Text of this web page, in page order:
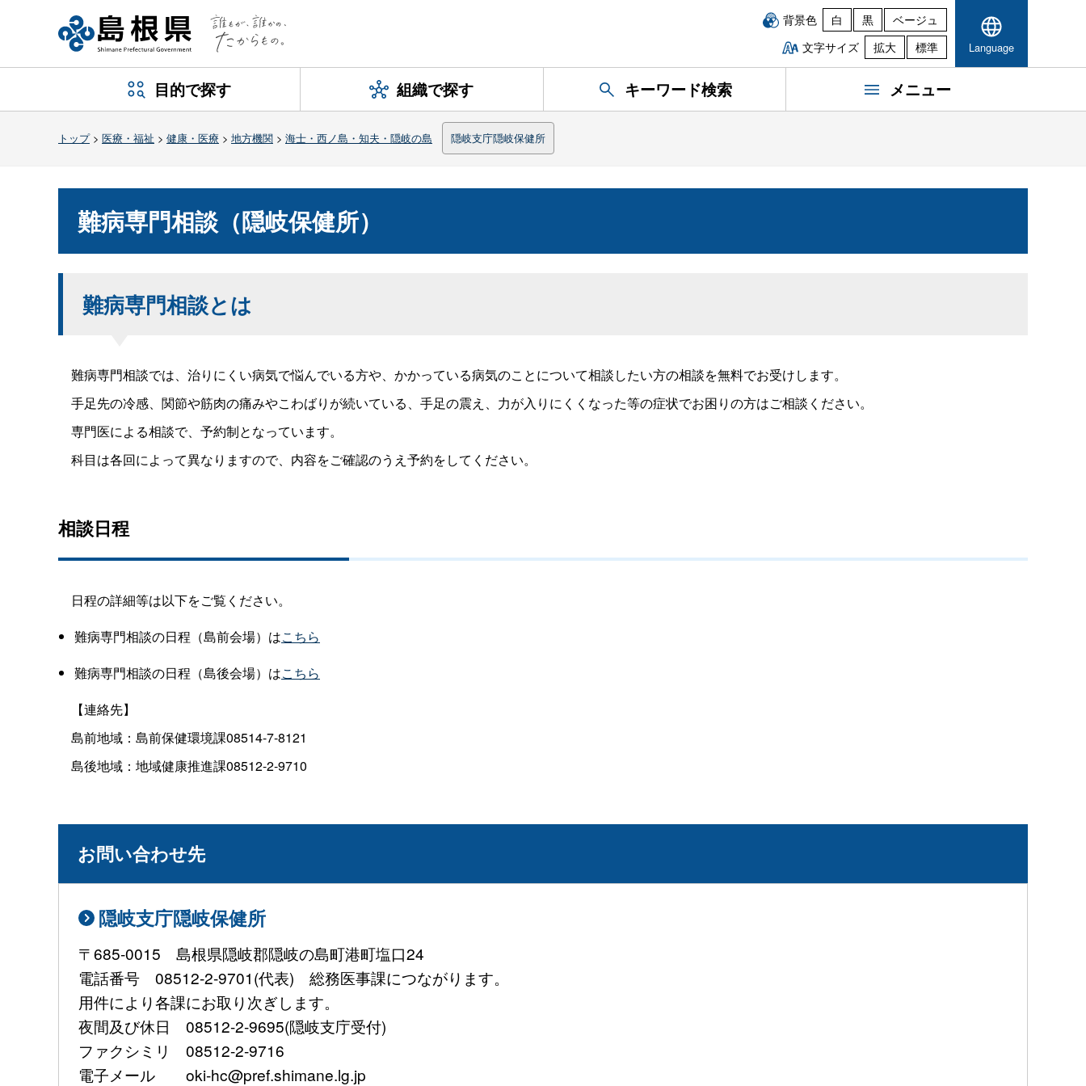
背景色 白 黒
ベージュ
文字サイズ
拡大 標準 Language
目的で探す 組織で探す キーワード検索 メニュー
トップ> 医療・福祉 > 健康・医療 > 地方機関 > 海士・西ノ島・知夫・隠岐の島 隠岐支庁隠岐保健所
難病専門相談（隠岐保健所）
難病専門相談とは
難病専門相談では、治りにくい病気で悩んでいる方や、かかっている病気のことについて相談したい方の相談を無料でお受けします。
手足先の冷感、関節や筋肉の痛みやこわばりが続いている、手足の震え、力が入りにくくなった等の症状でお困りの方はご相談ください。
専門医による相談で、予約制となっています。
科目は各回によって異なりますので、内容をご確認のうえ予約をしてください。
相談日程
日程の詳細等は以下をご覧ください。
難病専門相談の日程（島前会場）はこちら
難病専門相談の日程（島後会場）はこちら
【連絡先】
島前地域：島前保健環境課08514-7-8121
島後地域：地域健康推進課08512-2-9710
お問い合わせ先
隠岐支庁隠岐保健所
〒685-0015 島根県隠岐郡隠岐の島町港町塩口24
電話番号 08512-2-9701(代表) 総務医事課につながります。
用件により各課にお取り次ぎします。
夜間及び休日 08512-2-9695(隠岐支庁受付)
ファクシミリ 08512-2-9716
電子メール oki-hc@pref.shimane.lg.jp